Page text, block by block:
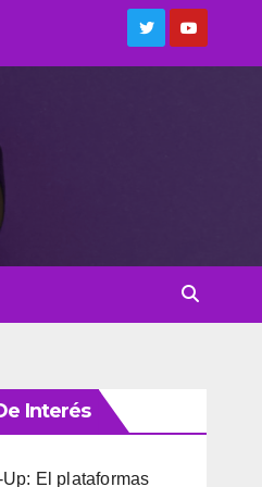
Interés
El plataformas